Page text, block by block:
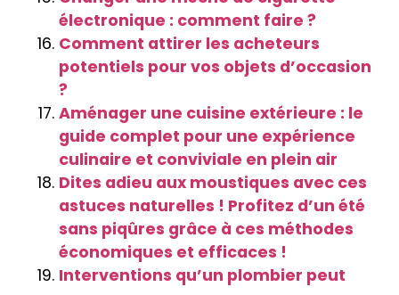
électronique : comment faire ?
Comment attirer les acheteurs
potentiels pour vos objets d’occasion
?
Aménager une cuisine extérieure : le
guide complet pour une expérience
culinaire et conviviale en plein air
Dites adieu aux moustiques avec ces
astuces naturelles ! Profitez d’un été
sans piqûres grâce à ces méthodes
économiques et efficaces !
Interventions qu’un plombier peut